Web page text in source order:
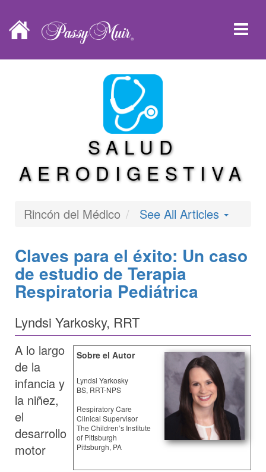
SALUD
AERODIGESTIVA
Rincón del Médico See All Articles
Claves para el éxito: Un caso
de estudio de Terapia
Respiratoria Pediátrica
Lyndsi Yarkosky, RRT
Sobre el Autor
Lyndsi Yarkosky
BS, RRT-NPS
Respiratory Care
Clinical Supervisor
The Children’s Institute
of Pittsburgh
Pittsburgh, PA
A lo largo
de la
infancia y
la niñez,
el
desarrollo
motor